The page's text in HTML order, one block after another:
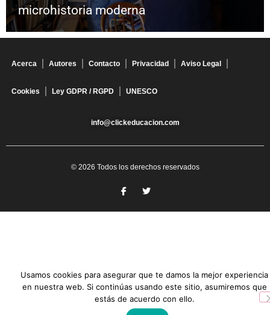
microhistoria moderna
Acerca Autores Contacto Privacidad Aviso Legal
Cookies Ley GDPR / RGPD UNESCO
info@clickeducacion.com
© 2026 Todos los derechos reservados
Usamos cookies para asegurar que te damos la mejor experiencia
en nuestra web. Si continúas usando este sitio, asumiremos que
estás de acuerdo con ello.